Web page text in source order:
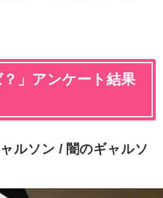
？」アンケート結果
ルソン / 闇のギャルソ